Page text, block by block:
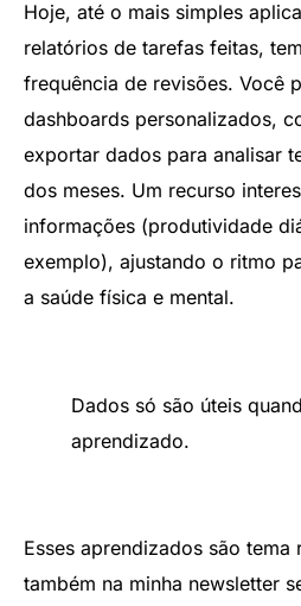
Hoje, até o mais simples
relatórios de tarefas feitas,
frequência de revisões. Você
dashboards personalizados,
exportar dados para analisar
dos meses. Um recurso
informações (produtividade
exemplo), ajustando o ritmo
a saúde física e mental.
Dados só são úteis
aprendizado.
Esses aprendizados são
também na minha newsletter